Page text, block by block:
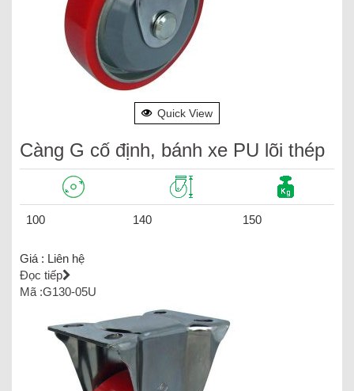
Quick View
Càng G cố định, bánh xe PU lõi thép
100 140 150
Giá : Liên hệ
Đọc tiếp
Mã :G130-05U